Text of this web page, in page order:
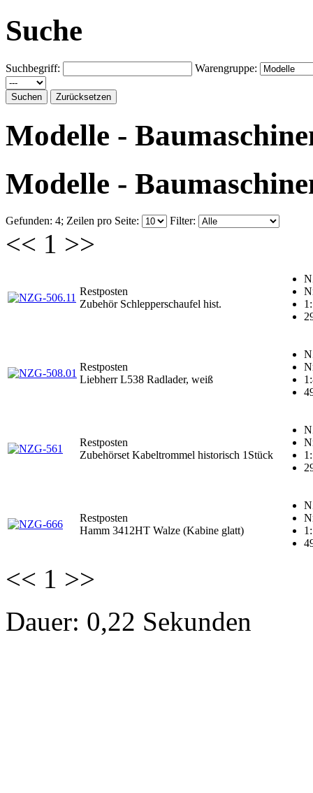
Suche
Suchbegriff: Warengruppe:
Modelle -
Modelle -
Gefunden: 4; Zeilen pro Seite: Filter:
<< 1 >>
Restposten
Zubehör Schlepperschaufel hist.
Restposten
Liebherr L538 Radlader, weiß
Restposten
Zubehörset Kabeltrommel historisch 1Stück
Restposten
Hamm 3412HT Walze (Kabine glatt)
<< 1 >>
Dauer: 0,22 Sekunden